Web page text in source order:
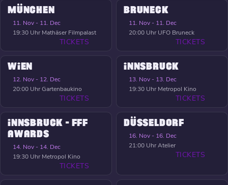
MÜNCHEN
11. Nov - 11. Dec
19:30 Uhr Mathäser Filmpalast
TICKETS
BRUNECK
11. Nov - 11. Dec
20:00 Uhr UFO Bruneck
TICKETS
WIEN
12. Nov - 12. Dec
20:00 UhrGartenbaukino
TICKETS
INNSBRUCK
13. Nov - 13. Dec
19:30 Uhr Metropol Kino
TICKETS
INNSBRUCK - FFF
AWARDS
14. Nov - 14. Dec
19:30 Uhr Metropol Kino
TICKETS
DÜSSELDORF
16. Nov - 16. Dec
21:00 UhrAtelier
TICKETS